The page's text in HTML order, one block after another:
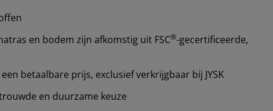
en bodem zijn afkomstig uit FSC®-gecertificeerde,
betaalbare prijs, exclusief verkrijgbaar bij JYSK
en duurzame keuze